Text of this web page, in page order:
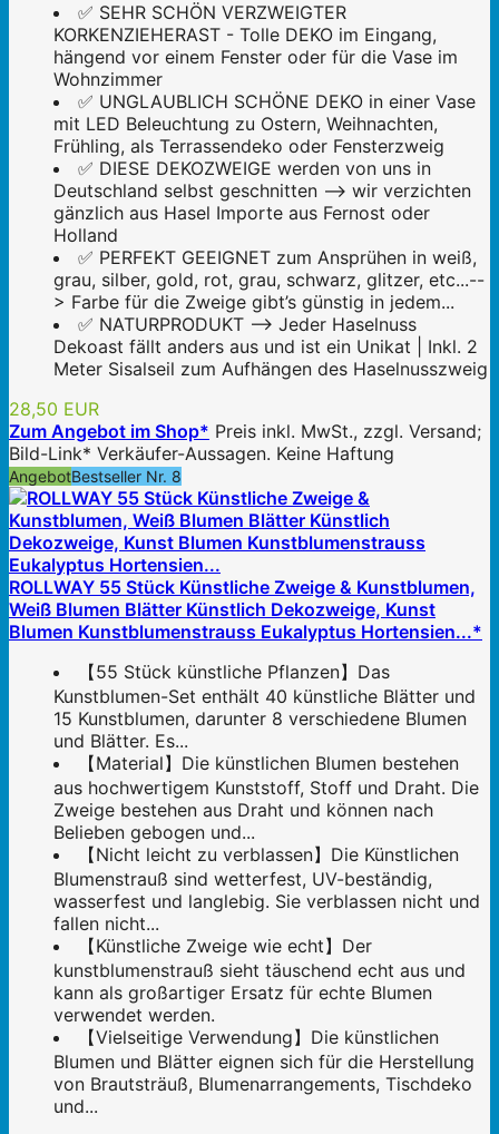
✅ SEHR SCHÖN VERZWEIGTER
KORKENZIEHERAST - Tolle DEKO im Eingang,
hängend vor einem Fenster oder für die Vase im
Wohnzimmer
✅ ️UNGLAUBLICH SCHÖNE DEKO in einer Vase
mit LED Beleuchtung zu Ostern, Weihnachten,
Frühling, als Terrassendeko oder Fensterzweig
✅ DIESE DEKOZWEIGE werden von uns in
Deutschland selbst geschnitten --> wir verzichten
gänzlich aus Hasel Importe aus Fernost oder
Holland
✅ PERFEKT GEEIGNET zum Ansprühen in weiß,
grau, silber, gold, rot, grau, schwarz, glitzer, etc...--
> Farbe für die Zweige gibt’s günstig in jedem...
✅ NATURPRODUKT --> Jeder Haselnuss
Dekoast fällt anders aus und ist ein Unikat | Inkl. 2
Meter Sisalseil zum Aufhängen des Haselnusszweig
28,50 EUR
Zum Angebot im Shop* Preis inkl. MwSt., zzgl. Versand;
Bild-Link* Verkäufer-Aussagen. Keine Haftung
AngebotBestseller Nr. 8
ROLLWAY 55 Stück Künstliche Zweige & Kunstblumen,
Weiß Blumen Blätter Künstlich Dekozweige, Kunst
Blumen Kunstblumenstrauss Eukalyptus Hortensien...*
【55 Stück künstliche Pflanzen】Das
Kunstblumen-Set enthält 40 künstliche Blätter und
15 Kunstblumen, darunter 8 verschiedene Blumen
und Blätter. Es...
【Material】Die künstlichen Blumen bestehen
aus hochwertigem Kunststoff, Stoff und Draht. Die
Zweige bestehen aus Draht und können nach
Belieben gebogen und...
【Nicht leicht zu verblassen】Die Künstlichen
Blumenstrauß sind wetterfest, UV-beständig,
wasserfest und langlebig. Sie verblassen nicht und
fallen nicht...
【Künstliche Zweige wie echt】Der
kunstblumenstrauß sieht täuschend echt aus und
kann als großartiger Ersatz für echte Blumen
verwendet werden.
【Vielseitige Verwendung】Die künstlichen
Blumen und Blätter eignen sich für die Herstellung
von Brautsträuß, Blumenarrangements, Tischdeko
und...